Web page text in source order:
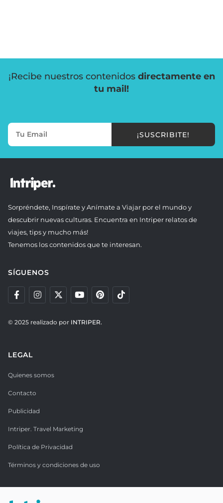
¡Recibe nuestros contenidos directamente en
tu mail!
¡SUSCRIBITE!
Sorpréndete, Inspírate y Anímate a Viajar por el mundo y
descubrir nuevas culturas. Encuentra en Intriper relatos de
viajes, tips y mucho más!
Tenemos los contenidos que te interesan.
SÍGUENOS
© 2025 realizado por INTRIPER.
LEGAL
Quienes somos
Contacto
Publicidad
Intriper. Travel Marketing
Política de Privacidad
Términos y condiciones de uso